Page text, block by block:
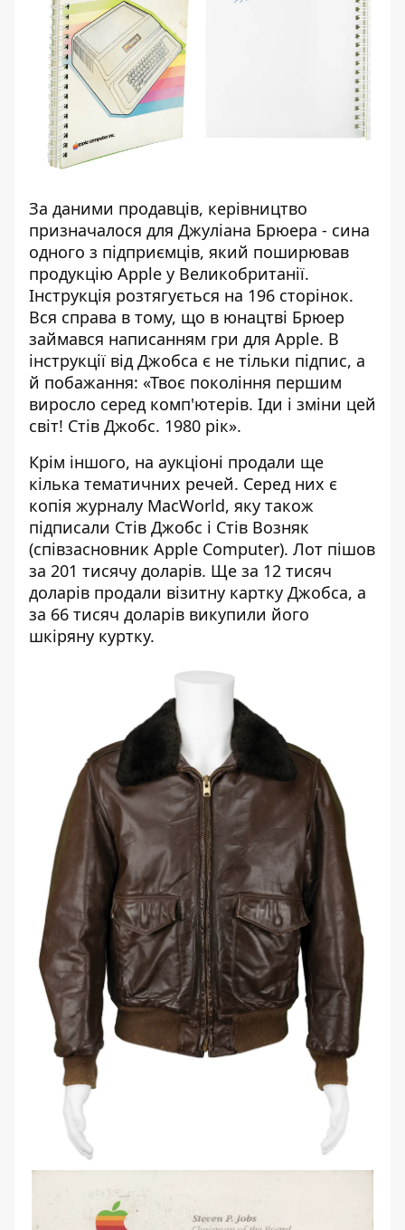
За даними продавців, керівництво
призначалося для Джуліана Брюера - сина
одного з підприємців, який поширював
продукцію Apple у Великобританії.
Інструкція розтягується на 196 сторінок.
Вся справа в тому, що в юнацтві Брюер
займався написанням гри для Apple. В
інструкції від Джобса є не тільки підпис, а
й побажання: «Твоє покоління першим
виросло серед комп'ютерів. Іди і зміни цей
світ! Стів Джобс. 1980 рік».
Крім іншого, на аукціоні продали ще
кілька тематичних речей. Серед них є
копія журналу MacWorld, яку також
підписали Стів Джобс і Стів Возняк
(співзасновник Apple Computer). Лот пішов
за 201 тисячу доларів. Ще за 12 тисяч
доларів продали візитну картку Джобса, а
за 66 тисяч доларів викупили його
шкіряну куртку.